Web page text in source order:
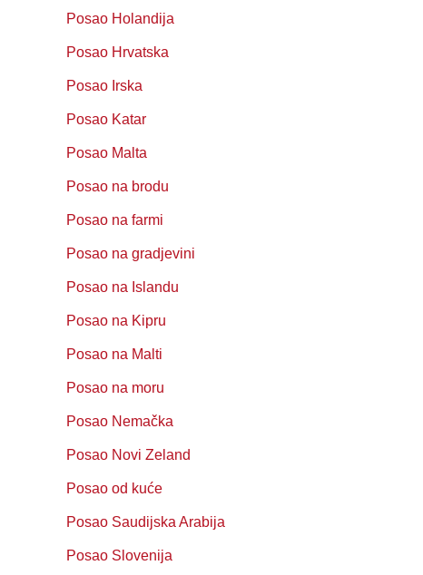
Posao Holandija
Posao Hrvatska
Posao Irska
Posao Katar
Posao Malta
Posao na brodu
Posao na farmi
Posao na gradjevini
Posao na Islandu
Posao na Kipru
Posao na Malti
Posao na moru
Posao Nemačka
Posao Novi Zeland
Posao od kuće
Posao Saudijska Arabija
Posao Slovenija